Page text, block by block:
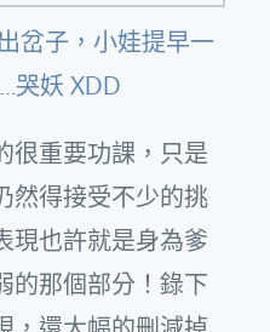
岔子，小娃提早一
哭妖 XDD
很重要功課，只是
然得接受不少的挑
現也許就是身為爹
的那個部分！錄下